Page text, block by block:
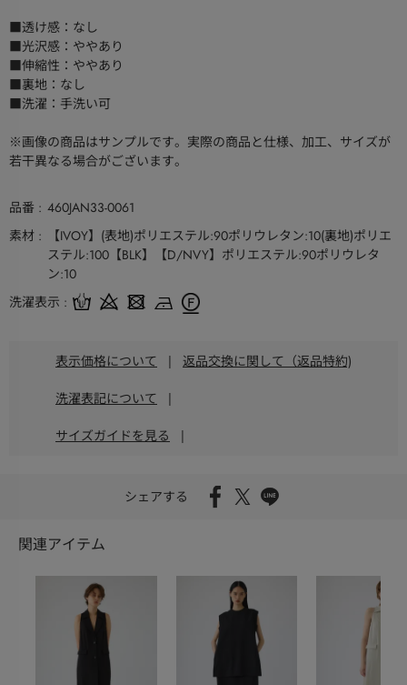
■透け感：なし
■光沢感：ややあり
■伸縮性：ややあり
■裏地：なし
■洗濯：手洗い可
※画像の商品はサンプルです。実際の商品と仕様、加工、サイズが
若干異なる場合がございます。
品番
460JAN33-0061
素材
【IVOY】(表地)ポリエステル:90ポリウレタン:10(裏地)ポリエ
ステル:100【BLK】【D/NVY】ポリエステル:90ポリウレタ
ン:10
洗濯表示
表示価格について | 返品交換に関して（返品特約)
洗濯表記について |
サイズガイドを見る |
シェアする
関連アイテム